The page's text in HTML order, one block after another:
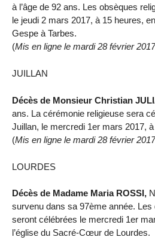
à l’âge de 92 ans. Les obsèques
le jeudi 2 mars 2017, à 15 heures,
Gespe à Tarbes.
(Mis en ligne le mardi 28 février 2017
JUILLAN
Décès de Monsieur Christian
ans. La cérémonie religieuse sera
Juillan, le mercredi 1er mars 2017,
(Mis en ligne le mardi 28 février 2017
LOURDES
Décès de Madame Maria ROSSI,
survenu dans sa 97ème année.
seront célébrées le mercredi 1er
l’église du Sacré-Cœur de Lourdes.